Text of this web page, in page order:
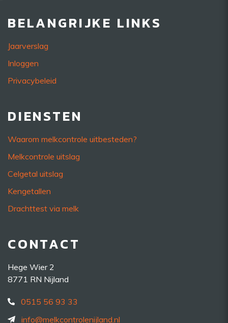
BELANGRIJKE LINKS
Jaarverslag
Inloggen
Privacybeleid
DIENSTEN
Waarom melkcontrole uitbesteden?
Melkcontrole uitslag
Celgetal uitslag
Kengetallen
Drachttest via melk
CONTACT
Hege Wier 2
8771 RN Nijland
0515 56 93 33
info@melkcontrolenijland.nl